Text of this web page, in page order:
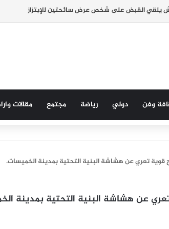
يلقي القبض على شخص عرض سائحتين للإبتزاز
وفن دولي رياضة مجتمع مقالات
تعري عن هشاشة البنية التحتية بمدينة الخميسات.
عن هشاشة البنية التحتية بمدينة